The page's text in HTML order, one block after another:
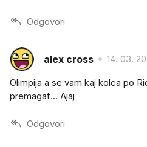
Odgovori
alex cross 14. 03.
Olimpija a se vam kaj kolca po
premagat... Ajaj
Odgovori